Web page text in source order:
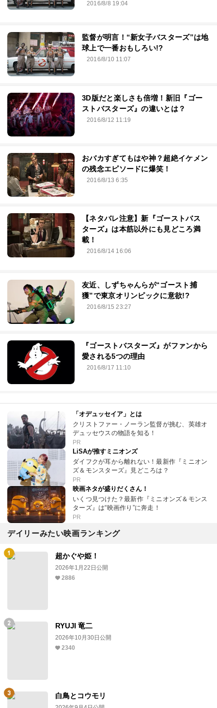
2016/8/8 19:04
監督が明言！“新女子バスターズ”は地
球上で一番おもしろい!?
2016/8/10 11:07
3D版だと楽しさも倍増！新旧『ゴー
ストバスターズ』の違いとは？
2016/8/12 11:19
おバカすぎてもはや神？超絶イケメン
の残念エピソードに爆笑！
2016/8/13 6:35
【ネタバレ注意】新『ゴーストバス
ターズ』は本筋以外にも見どころ満
載！
2016/8/14 16:06
友近、しずちゃんらが“ゴースト捕
獲”で東京オリンピックに意欲!?
2016/8/15 23:27
『ゴーストバスターズ』がファンから
愛される5つの理由
2016/8/17 11:10
「オデュッセイア」とは
クリストファー・ノーラン監督が挑む、英雄オ
デュッセウスの物語を知る！
PR
LiSAが推すミニオンズ
ダイフクが耳から離れない！最新作『ミニオン
ズ＆モンスターズ』見どころは？
PR
映画ネタが盛りだくさん！
いくつ見つけた？最新作『ミニオンズ＆モンス
ターズ』は“映画作り”に奔走！
PR
デイリーみたい映画ランキング
超かぐや姫！
2026年1月22日公開
2886
RYUJI 竜二
2026年10月30日公開
2340
白鳥とコウモリ